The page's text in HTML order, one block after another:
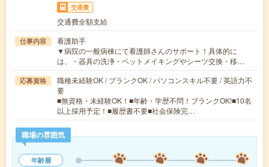
交通費
交通費全額支給
仕事内容
看護助手
▼病院の一般病棟にて看護師さんのサポート！具体的に
は、・器具の洗浄・ベットメイキングやシーツ交換・移…
応募資格
職種未経験OK / ブランクOK / パソコンスキル不要 / 英語力不
要
■無資格・未経験OK！■年齢・学歴不問！ブランクOK!■10名
以上採用予定！■履歴書不要■社会保険完…
職場の雰囲気
年齢層